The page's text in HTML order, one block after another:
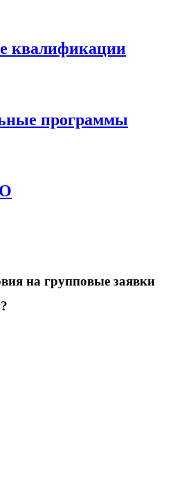
квалификации
программы
на групповые заявки